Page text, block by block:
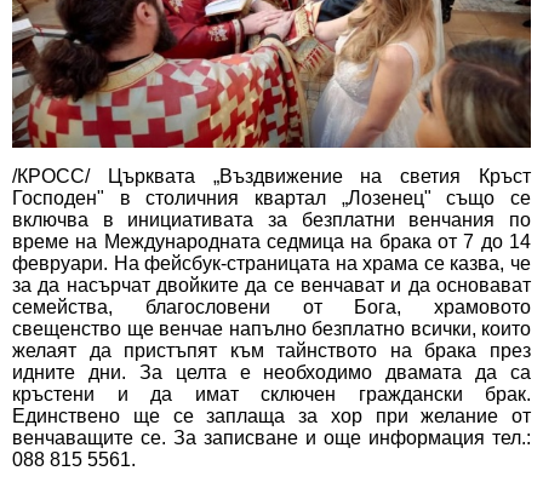
/КРОСС/ Църквата „Въздвижение на светия Кръст
Господен" в столичния квартал „Лозенец" също се
включва в инициативата за безплатни венчания по
време на Международната седмица на брака от 7 до 14
февруари. На фейсбук-страницата на храма се казва, че
за да насърчат двойките да се венчават и да основават
семейства, благословени от Бога, храмовото
свещенство ще венчае напълно безплатно всички, които
желаят да пристъпят към тайнството на брака през
идните дни. За целта е необходимо двамата да са
кръстени и да имат сключен граждански брак.
Единствено ще се заплаща за хор при желание от
венчаващите се. За записване и още информация тел.:
088 815 5561.